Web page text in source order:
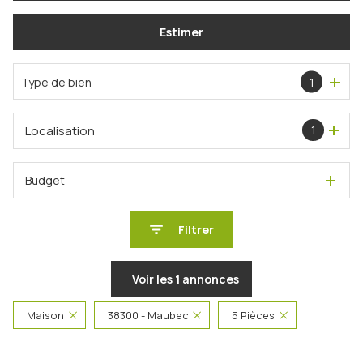
De l'immo pro
En saisonnier
Estimer
Type de bien 1
1
Localisation
Budget
Filtrer
Voir les 1 annonces
Maison 38300 - Maubec 5 Pièces